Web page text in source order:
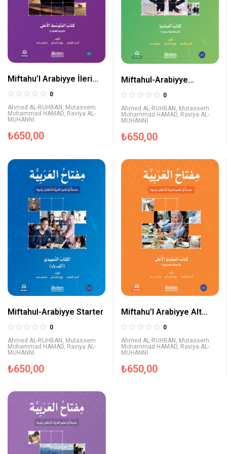
Miftahu’l Arabiyye İleri
Orta Seviye (Okuma ve
Yazma)
0
Ahmed AL-RUHBAN , Mutassem
Mohammad HAMAD, Raviya AL-
MUHANNİ
₺650,00
Miftahul-Arabiyye
Başlangıç Seviyesi
(Konuşma ve Dinleme 1)
0
Ahmed AL-RUHBAN , Mutassem
Mohammad HAMAD, Raviya AL-
MUHANNİ
₺650,00
Miftahul-Arabiyye Starter
0
Ahmed AL-RUHBAN , Mutassem
Mohammad HAMAD, Raviya AL-
MUHANNİ
₺650,00
Miftahu’l Arabiyye Alt
Orta Seviyesi (Konuşma
ve Dinleme)
0
Ahmed AL-RUHBAN, Mutassem
Mohammad HAMAD, Raviya AL-
MUHANNİ
₺650,00